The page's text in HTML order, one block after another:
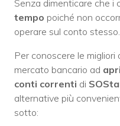
Senza dimenticare che i
tempo poiché non
operare sul conto stesso.
Per conoscere le
mercato bancario ad
conti correnti di
alternative più
sotto: